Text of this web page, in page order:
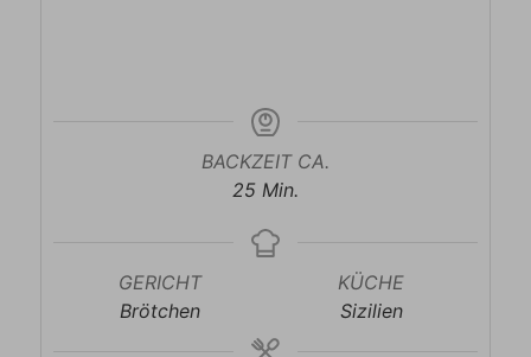
BACKZEIT CA.
25Minuten
Min.
GERICHT
Brötchen
KÜCHE
Sizilien